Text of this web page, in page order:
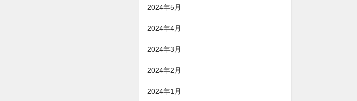
2024年5月
2024年4月
2024年3月
2024年2月
2024年1月